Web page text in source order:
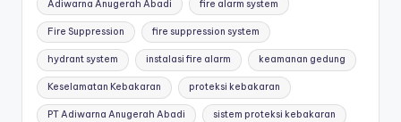
Adiwarna Anugerah Abadi fire alarm system
Fire Suppression fire suppression system
hydrant system instalasi fire alarm keamanan gedung
Keselamatan Kebakaran proteksi kebakaran
PT Adiwarna Anugerah Abadi sistem proteksi kebakaran